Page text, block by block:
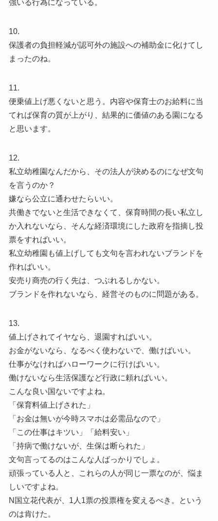
強いる行為になっている。
10.
保護者の負担軽減が認可外の施設への補助金に化けてし
まったのね。
11.
便乗値上げ悪くないと思う。内容や保育士のお給料に当
てれば保育の質が上がり、結果的に価値のある園になる
と思います。
12.
私立幼稚園なんだから、その法人が決めるのになぜ文句
を言うのか？
嫌なら公立に通わせたらいい。
共働きでないと生活できなくて、保育時間の長い私立し
か入れないなら、そんな経済環境にした政府を指摘し投
票をすればいい。
私立幼稚園も値上げしても文句を言われないブランドを
作ればいい。
安売り商売の行く先は、つぶれるしかない。
ブランドを作れないなら、経営そのものに問題がある。
13.
値上げされてイヤなら、退園すればいい。
お金がないなら、なるべく使わないで、働けばいい。
仕事がなければハローワークに行けばいい。
働けないなら生活保護など行政に頼ればいい。
こんな良い国ないですよね。
「保育料値上げされた」
「お金は無いが今時スマホは必需品なので」
「この仕事はキツい」「給料安い」
「持病で働けないが、生保は断られた」
文句言ってるのはこんな人ばっかりでしょ。
頑張っている人と、これらの人が同じ一票なのが、悩ま
しいですよね。
N国立花代表が、1人1票の投票権を変えるべき。という
のは肯けた。